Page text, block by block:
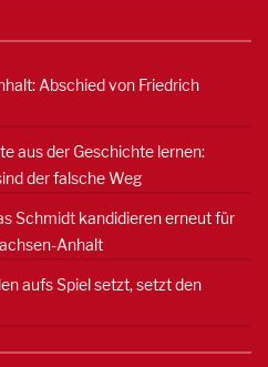
Abschied von Friedrich
aus der Geschichte lernen:
der falsche Weg
Schmidt kandidieren erneut für
Anhalt
aufs Spiel setzt, setzt den